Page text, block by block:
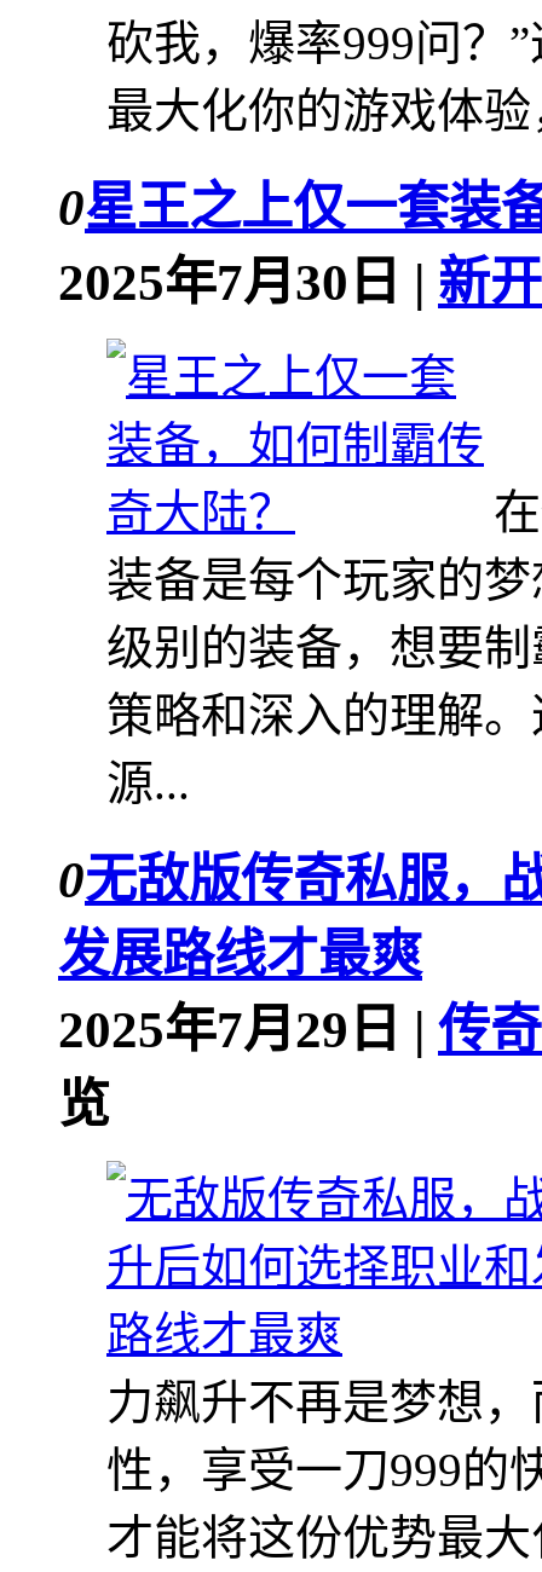
砍我，爆率999问？
最大化你的游戏体
0星王之上仅一套装
2025年7月30日 | 新
装备是每个玩家的
级别的装备，想要
策略和深入的理解
源...
0无敌版传奇私服，
发展路线才最爽
2025年7月29日 | 传
览
力飙升不再是梦想
性，享受一刀999的
才能将这份优势最